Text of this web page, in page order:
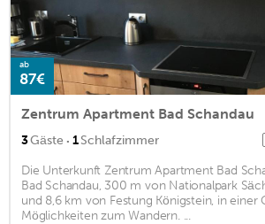
ab
87€
Zentrum Apartment Bad Schandau
3Gäste · 1Schlafzimmer
Die Unterkunft Zentrum Apartment Bad
Bad Schandau, 300 m von Nationalpark
und 8,6 km von Festung Königstein, in einer
Möglichkeiten zum Wandern. ...